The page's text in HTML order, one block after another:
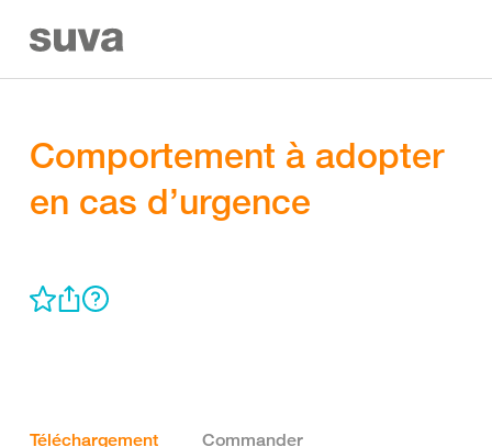
Comportement à adopter
en cas d’urgence
Téléchargement Commander